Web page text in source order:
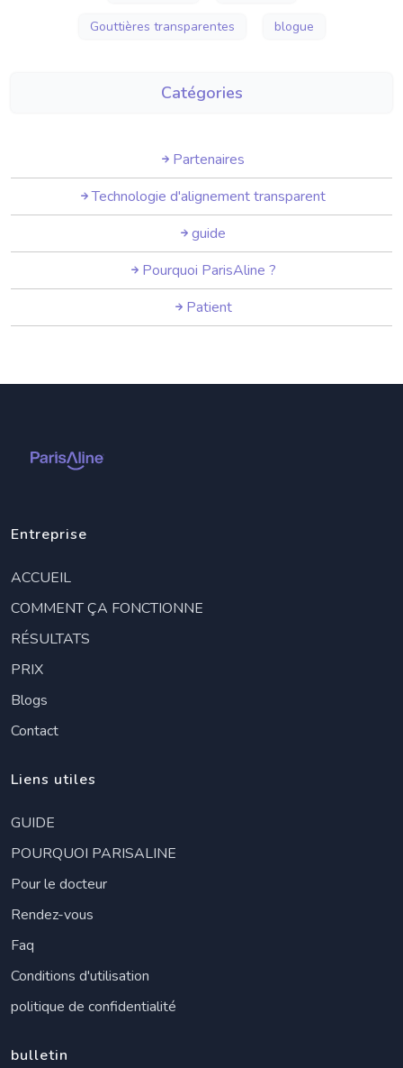
Gouttières transparentes blogue
Catégories
Partenaires
Technologie d'alignement transparent
guide
Pourquoi ParisAline ?
Patient
Entreprise
ACCUEIL
COMMENT ÇA FONCTIONNE
RÉSULTATS
PRIX
Blogs
Contact
Liens utiles
GUIDE
POURQUOI PARISALINE
Pour le docteur
Rendez-vous
Faq
Conditions d'utilisation
politique de confidentialité
bulletin